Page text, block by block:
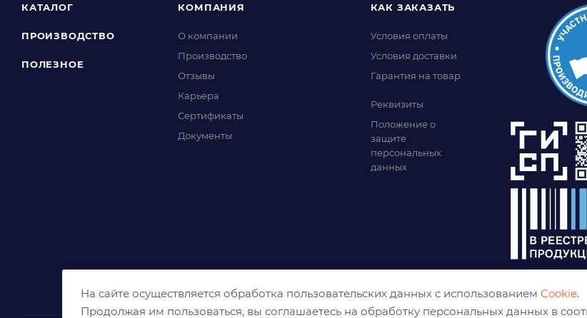
КАТАЛОГ
ПРОИЗВОДСТВО
ПОЛЕЗНОЕ
КОМПАНИЯ
О компании
Производство
Отзывы
Карьера
Сертификаты
Документы
КАК ЗАКАЗАТЬ
Условия оплаты
Условия доставки
Гарантия на товар
Реквизиты
Положение о
защите
персональных
данных
На сайте осуществляется обработка пользовательских данных с использованием Cookie.
Продолжая им пользоваться, вы соглашаетесь на обработку персональных данных в